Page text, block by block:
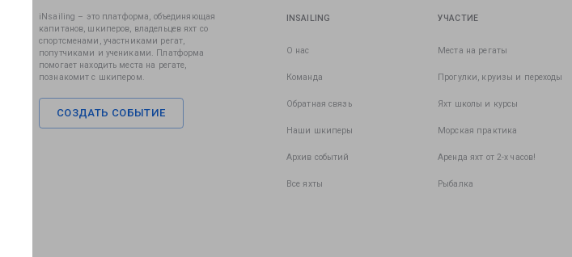
iNsailing – это платформа, объединяющая
капитанов, шкиперов, владельцев яхт со
спортсменами, участниками регат,
попутчиками и учениками. Платформа
помогает находить места на регате,
познакомит с шкипером.
СОЗДАТЬ СОБЫТИЕ
INSAILING
О нас
Команда
Обратная связь
Наши шкиперы
Архив событий
Все яхты
УЧАСТИЕ
Места на регаты
Прогулки, круизы и переходы
Яхт школы и курсы
Морская практика
Аренда яхт от 2-х часов!
Рыбалка